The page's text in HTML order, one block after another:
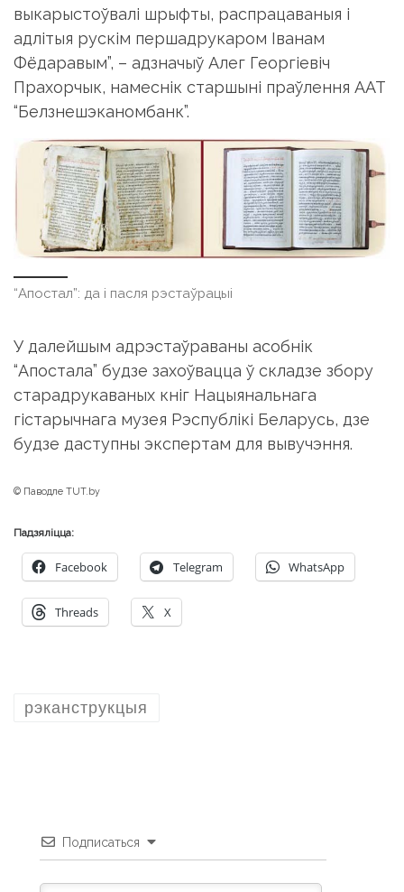
выкарыстоўвалі шрыфты, распрацаваныя і
адлітыя рускім першадрукаром Іванам
Фёдаравым”, – адзначыў Алег Георгіевіч
Прахорчык, намеснік старшыні праўлення ААТ
“Белзнешэканомбанк”.
“Апостал”: да і пасля рэстаўрацыі
У далейшым адрэстаўраваны асобнік
“Апостала” будзе захоўвацца ў складзе збору
старадрукаваных кніг Нацыянальнага
гістарычнага музея Рэспублікі Беларусь, дзе
будзе даступны экспертам для вывучэння.
© Паводле TUT.by
Падзяліцца:
Facebook Telegram WhatsApp
Threads X
рэканструкцыя
Подписаться